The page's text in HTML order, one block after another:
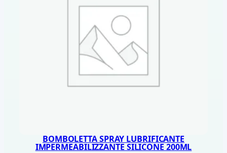
BOMBOLETTA SPRAY LUBRIFICANTE
IMPERMEABILIZZANTE SILICONE 200ML